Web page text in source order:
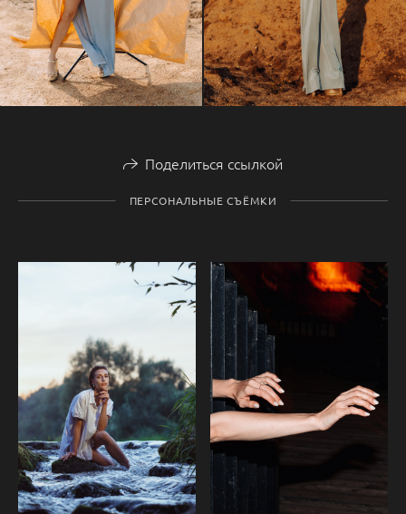
Поделиться ссылкой
ПЕРСОНАЛЬНЫЕ СЪЁМКИ